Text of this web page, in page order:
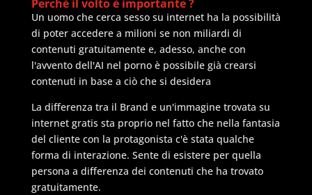
Perchè il volto è importante ?
Un uomo che cerca sesso su internet ha la possibilità
di poter accedere a milioni se non miliardi di
contenuti gratuitamente e, adesso, anche con
l'avvento dell'AI nel porno è possibile già crearsi
contenuti in base a ciò che si desidera
La differenza tra il Brand e un'immagine trovata su
internet gratis sta proprio nel fatto che nella fantasia
del cliente con la protagonista c'è stata qualche
forma di interazione. Sente di esistere per quella
persona a differenza dei contenuti che ha trovato
gratuitamente.